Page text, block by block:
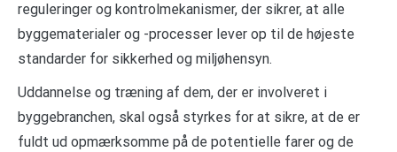
reguleringer og kontrolmekanismer, der sikrer, at alle
byggematerialer og -processer lever op til de højeste
standarder for sikkerhed og miljøhensyn.
Uddannelse og træning af dem, der er involveret i
byggebranchen, skal også styrkes for at sikre, at de er
fuldt ud opmærksomme på de potentielle farer og de